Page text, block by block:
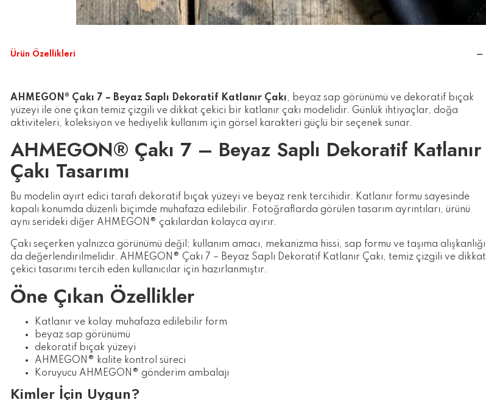
Ürün Özellikleri
AHMEGON® Çakı 7 – Beyaz Saplı Dekoratif Katlanır Çakı, beyaz sap görünümü ve dekoratif bıçak
yüzeyi ile öne çıkan temiz çizgili ve dikkat çekici bir katlanır çakı modelidir. Günlük ihtiyaçlar, doğa
aktiviteleri, koleksiyon ve hediyelik kullanım için görsel karakteri güçlü bir seçenek sunar.
AHMEGON® Çakı 7 – Beyaz Saplı Dekoratif Katlanır
Çakı Tasarımı
Bu modelin ayırt edici tarafı dekoratif bıçak yüzeyi ve beyaz renk tercihidir. Katlanır formu sayesinde
kapalı konumda düzenli biçimde muhafaza edilebilir. Fotoğraflarda görülen tasarım ayrıntıları, ürünü
aynı serideki diğer AHMEGON® çakılardan kolayca ayırır.
Çakı seçerken yalnızca görünümü değil; kullanım amacı, mekanizma hissi, sap formu ve taşıma alışkanlığı
da değerlendirilmelidir. AHMEGON® Çakı 7 – Beyaz Saplı Dekoratif Katlanır Çakı, temiz çizgili ve dikkat
çekici tasarımı tercih eden kullanıcılar için hazırlanmıştır.
Öne Çıkan Özellikler
Katlanır ve kolay muhafaza edilebilir form
beyaz sap görünümü
dekoratif bıçak yüzeyi
AHMEGON® kalite kontrol süreci
Koruyucu AHMEGON® gönderim ambalajı
Kimler İçin Uygun?